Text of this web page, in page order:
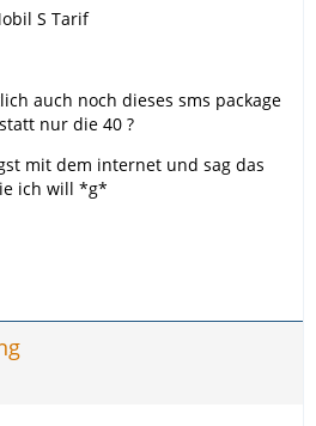
S Tarif
auch noch dieses sms package
nur die 40 ?
mit dem internet und sag das
ich will *g*